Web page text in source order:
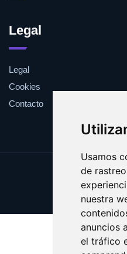
Usamos
de
nuestra
anuncios
el tráfico
Legal
Legal
Cookies
Contacto
Update
Copyright